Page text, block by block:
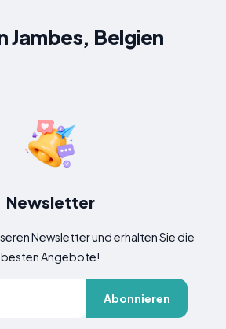
Jambes, Belgien
Newsletter
Newsletter und erhalten Sie die
besten Angebote!
Abonnieren